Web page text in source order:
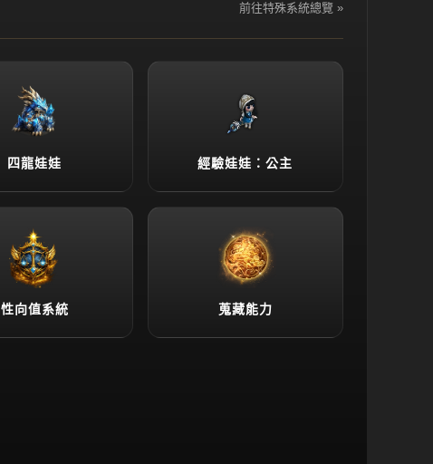
前往特殊系統總覽 »
四龍娃娃 經驗娃娃：公主
性向值系統 蒐藏能力